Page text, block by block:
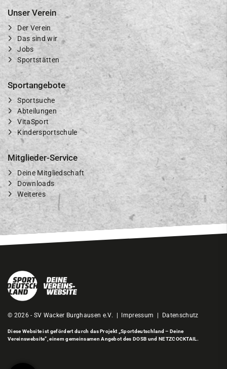
Unser Verein
Der Verein
Das sind wir
Jobs
Sportstätten
Sportangebote
Sportsuche
Abteilungen
VitaSport
Kindersportschule
Mitglieder-Service
Deine Mitgliedschaft
Downloads
Weiteres
© 2026 - SV Wacker Burghausen e.V. | Impressum Datenschutz
Diese Website ist gefördert durch das Projekt„Sportdeutschland – Deine
Vereinswebsite”, einem gemeinsamen Angebot des DOSB und NETZCOCKTAIL.